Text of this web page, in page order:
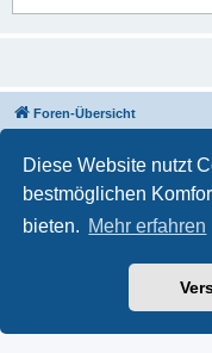
Diese Website nutzt
bestmöglichen
bieten. Mehr erfahren
Foren-Übersicht
Powered by